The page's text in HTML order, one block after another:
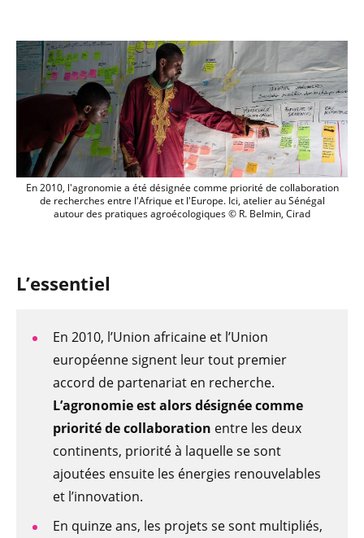
En 2010, l'agronomie a été désignée
En 2010, l'agronomie a été désignée comme priorité de collaboration
de recherches entre l'Afrique et l'Europe. Ici, atelier au Sénégal
autour des pratiques agroécologiques © R. Belmin, Cirad
L’essentiel
En 2010, l’Union africaine et l’Union
européenne signent leur tout premier
accord de partenariat en recherche.
L’agronomie est alors désignée comme
priorité de collaboration entre les deux
continents, priorité à laquelle se sont
ajoutées ensuite les énergies renouvelables
et l’innovation.
En quinze ans, les projets se sont multipliés,